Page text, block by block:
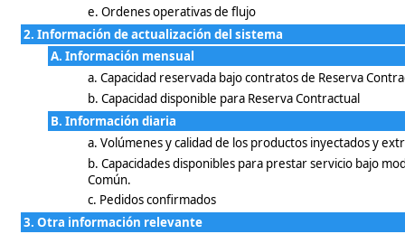
e. Ordenes operativas de flujo
2. Información de actualización del sistema
A. Información mensual
a. Capacidad reservada bajo contratos de Reserva
b. Capacidad disponible para Reserva Contractual
B. Información diaria
a. Volúmenes y calidad de los productos inyectados y
b. Capacidades disponibles para prestar servicio bajo
Común.
c. Pedidos confirmados
3. Otra información relevante